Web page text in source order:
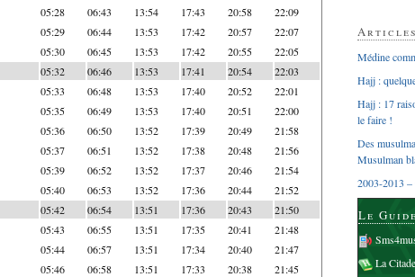
05:28 06:43 13:54 17:43 20:58 22:09
05:29 06:44 13:53 17:42 20:57 22:07
05:30 06:45 13:53 17:42 20:55 22:05
05:32 06:46 13:53 17:41 20:54 22:03
05:33 06:48 13:53 17:40 20:52 22:01
05:35 06:49 13:53 17:40 20:51 22:00
05:36 06:50 13:52 17:39 20:49 21:58
05:37 06:51 13:52 17:38 20:48 21:56
05:39 06:52 13:52 17:37 20:46 21:54
05:40 06:53 13:52 17:36 20:44 21:52
05:42 06:54 13:51 17:36 20:43 21:50
05:43 06:55 13:51 17:35 20:41 21:48
05:44 06:57 13:51 17:34 20:40 21:47
05:46 06:58 13:51 17:33 20:38 21:45
Médine
Hajj :
Hajj : 17
le faire !
Des
Musulman
2003-2013 –
Le
La